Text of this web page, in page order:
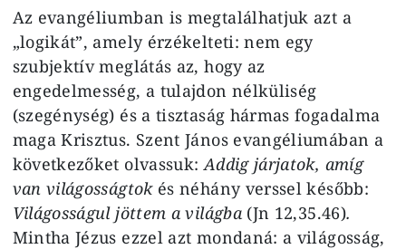
Az evangéliumban is megtalálhatjuk azt a
„logikát”, amely érzékelteti: nem egy
szubjektív meglátás az, hogy az
engedelmesség, a tulajdon nélküliség
(szegénység) és a tisztaság hármas fogadalma
maga Krisztus. Szent János evangéliumában a
következőket olvassuk: Addig járjatok, amíg
van világosságtokés néhány verssel később:
Világosságul jöttem a világba (Jn 12,35.46).
Mintha Jézus ezzel azt mondaná: a világosság,